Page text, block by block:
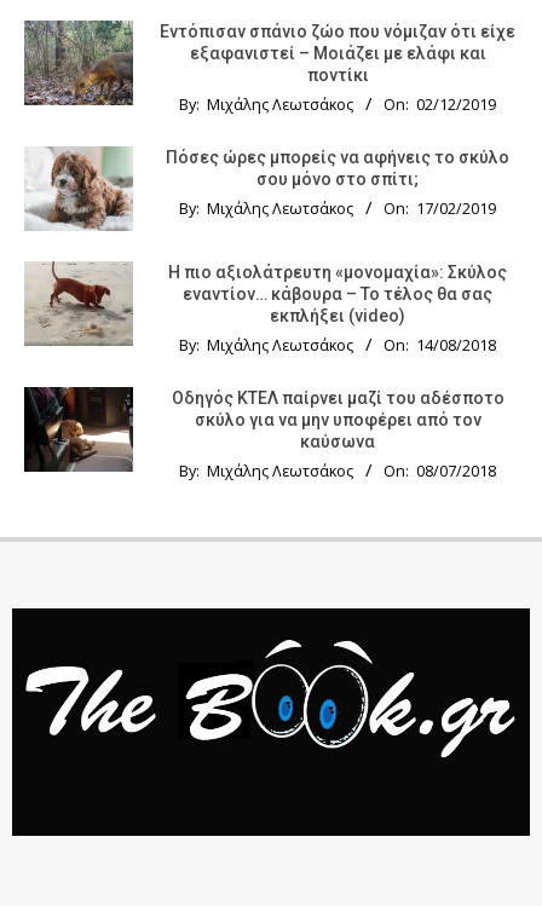
Εντόπισαν σπάνιο ζώο που νόμιζαν ότι είχε
εξαφανιστεί – Μοιάζει με ελάφι και
ποντίκι
By: Μιχάλης Λεωτσάκος On: 02/12/2019
Πόσες ώρες μπορείς να αφήνεις το σκύλο
σου μόνο στο σπίτι;
By: Μιχάλης Λεωτσάκος On: 17/02/2019
Η πιο αξιολάτρευτη «μονομαχία»: Σκύλος
εναντίον… κάβουρα – Το τέλος θα σας
εκπλήξει (video)
By: Μιχάλης Λεωτσάκος On: 14/08/2018
Οδηγός KTΕΛ παίρνει μαζί του αδέσποτο
σκύλο για να μην υποφέρει από τον
καύσωνα
By: Μιχάλης Λεωτσάκος On: 08/07/2018